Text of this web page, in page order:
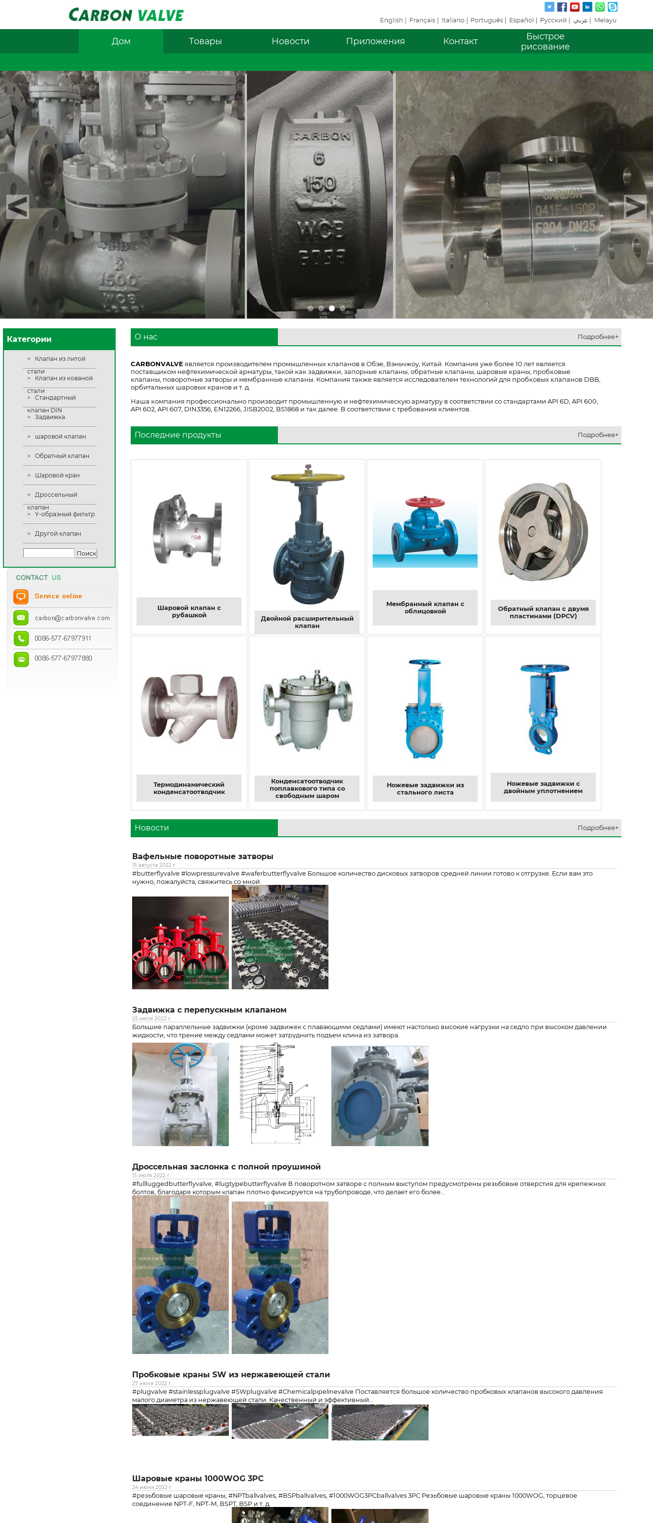
Дом Товары Новости Приложения Контакт
Быстрое
рисование
Категории
> Клапан из литой
стали
> Клапан из кованой
стали
> Стандартный
клапан DIN
> Задвижка
> шаровой клапан
> Обратный клапан
> Шаровой кран
> Дроссельный
клапан
> Y-образный фильтр
> Другой клапан
О нас Подробнее+
CARBONVALVE является производителем промышленных клапанов в Обэе, Вэньчжоу, Китай. Компания уже более 10 лет является
поставщиком нефтехимической арматуры, такой как задвижки, запорные клапаны, обратные клапаны, шаровые краны, пробковые
клапаны, поворотные затворы и мембранные клапаны. Компания также является исследователем технологий для пробковых клапанов DBB,
орбитальных шаровых кранов и т. д.
Наша компания профессионально производит промышленную и нефтехимическую арматуру в соответствии со стандартами API 6D, API 600,
API 602, API 607, DIN3356, EN12266, JISB2002, BS1868 и так далее. В соответствии с требования клиентов.
Последние продукты Подробнее+
Шаровой клапан с
рубашкой
Двойной расширительный
клапан
Мембранный клапан с
облицовкой
Обратный клапан с двумя
пластинами (DPCV)
Термодинамический
конденсатоотводчик
Конденсатоотводчик
поплавкового типа со
свободным шаром
Ножевые задвижки из
стального листа
Ножевые задвижки с
двойным уплотнением
Новости Подробнее+
Вафельные поворотные затворы
15 августа 2022 г.
#butterflyvalve #lowpressurevalve #waferbutterflyvalve Большое количество дисковых затворов средней линии готово к отгрузке. Если вам это
нужно, пожалуйста, свяжитесь со мной.
Задвижка с перепускным клапаном
25 июля 2022 г.
Большие параллельные задвижки (кроме задвижек с плавающими седлами) имеют настолько высокие нагрузки на седло при высоком давлении
жидкости, что трение между седлами может затруднить подъем клина из затвора.
Дроссельная заслонка с полной проушиной
15 июля 2022 г.
#fullluggedbutterflyvalve, #lugtypebutterflyvalve В поворотном затворе с полным выступом предусмотрены резьбовые отверстия для крепежных
болтов, благодаря которым клапан плотно фиксируется на трубопроводе, что делает его более...
Пробковые краны SW из нержавеющей стали
27 июня 2022 г.
#plugvalve #stainlessplugvalve #SWplugvalve #Chemicalpipelinevalve Поставляется большое количество пробковых клапанов высокого давления
малого диаметра из нержавеющей стали. Качественный и эффективный...
Шаровые краны 1000WOG 3PC
24 июня 2022 г.
#резьбовые шаровые краны, #NPTballvalves, #BSPballvalves, #1000WOG3PCballvalves 3PC Резьбовые шаровые краны 1000WOG, торцевое
соединение NPT-F, NPT-M, BSPT, BSP и т. д.